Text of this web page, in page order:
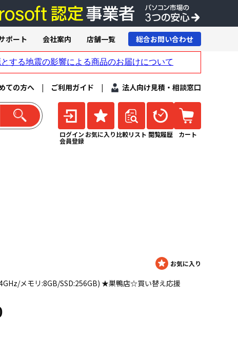
ての方へ | ご利用ガイド | 法人向け見積・相談窓口
ログイン
会員登録
お気に入り 比較リスト 閲覧履歴 カート
ポート 会社案内 店舗一覧 総合お問い合わせ
メモリ:8GB/SSD:256GB) ★巣鴨店☆買い替え応援